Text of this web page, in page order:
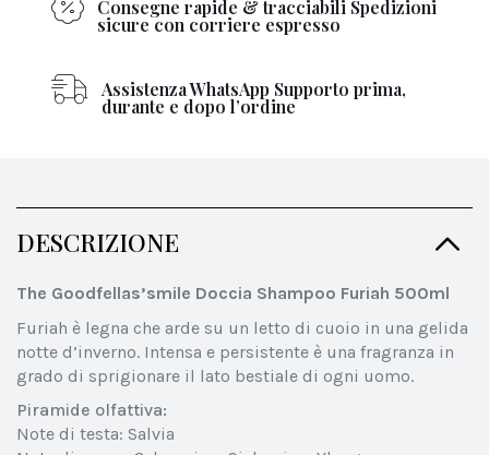
Consegne rapide & tracciabili Spedizioni
sicure con corriere espresso
Assistenza WhatsApp Supporto prima,
durante e dopo l’ordine
DESCRIZIONE
The Goodfellas’smile Doccia Shampoo Furiah 500ml
Furiah è legna che arde su un letto di cuoio in una gelida
notte d’inverno. Intensa e persistente è una fragranza in
grado di sprigionare il lato bestiale di ogni uomo.
Piramide olfattiva:
Note di testa: Salvia